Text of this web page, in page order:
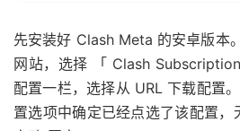
先安装好 Clash Meta 的安卓版本
网站，选择 「 Clash
配置一栏，选择从 URL 下载配置
置选项中确定已经点选了该配置，